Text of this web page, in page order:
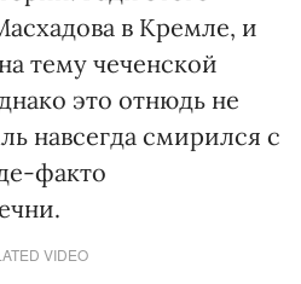
в Кремле, и
тему чеченской
это отнюдь не
навсегда смирился с
факто
VIDEO